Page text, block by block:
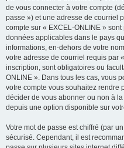
de vous connecter à votre compte
passe ») et une adresse de courriel
compte sur « EXCEL-ONLINE »
données applicables dans le pays
informations, en-dehors de votre
votre adresse de courriel requis par
inscription, sont obligatoires ou
ONLINE ». Dans tous les cas, vous
votre compte vous souhaitez rendre
décider de vous abonner ou non à
depuis une option disponible sur
Votre mot de passe est chiffré (par
sécurisé. Cependant, il est